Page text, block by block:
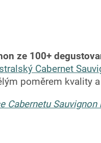
ze 100+
Cabernet
poměrem kvality a
Cabernetu Sauvignon